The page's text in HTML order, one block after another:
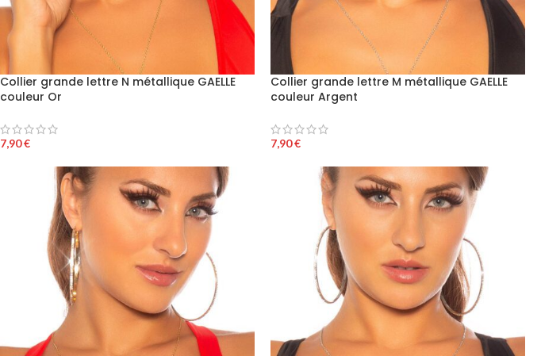
Collier grande lettre N métallique GAELLE
couleur Or
7,90€
Collier grande lettre M métallique GAELLE
couleur Argent
7,90€